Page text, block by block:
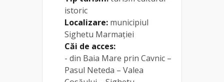
istoric
Localizare: municipiul
Sighetu Marmației
Căi de acces:
- din Baia Mare prin Cavnic –
Pasul Neteda – Valea